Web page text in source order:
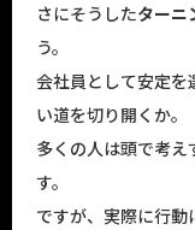
さにそうしたターニ
う。
会社員として安定を
い道を切り開くか。
多くの人は頭で考
す。
ですが、実際に行動